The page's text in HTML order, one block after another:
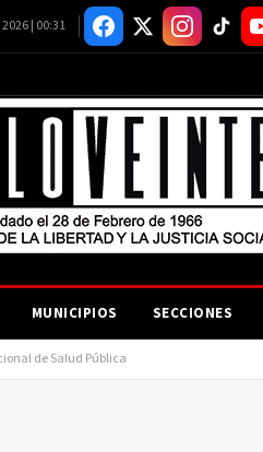
| 00:31
MUNICIPIOS SECCIONES
de Salud Pública